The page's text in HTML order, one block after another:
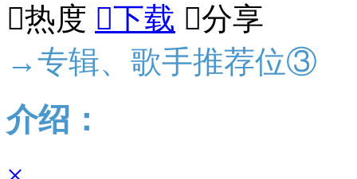
热度 下载 分享
→专辑、歌手推荐位③
介绍：